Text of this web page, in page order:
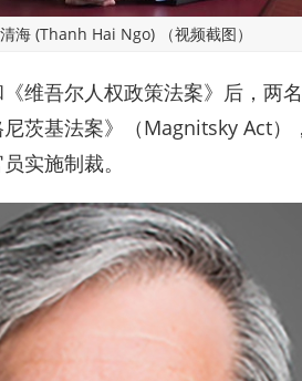
海 (Thanh Hai Ngo) （视频截图）
维吾尔人权政策法案》后，两
茨基法案》（Magnitsky Act）
实施制裁。